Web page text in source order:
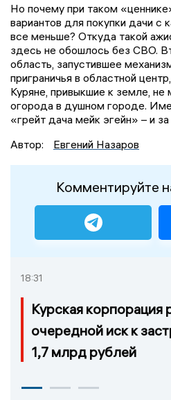
Но почему при таком
вариантов для покупки дачи
все меньше? Откуда такой
здесь не обошлось без СВО.
область, запустившее
приграничья в областной
Куряне, привыкшие к земле, не
огорода в душном городе.
«грейт дача мейк эгейн» – и
Автор:
Евгений Назаров
Комментируйте
18:31
Курская корпорация
очередной иск к
1,7 млрд рублей